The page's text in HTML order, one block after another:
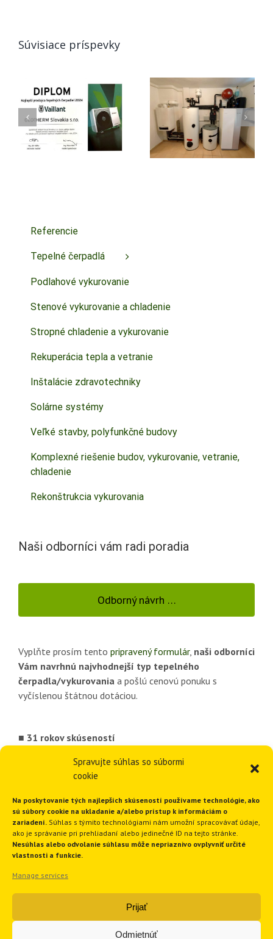
Spravujte súhlas so súbormi
cookie
Na poskytovanie tých najlepších skúseností používame technológie, ako
sú súbory cookie na ukladanie a/alebo prístup k informáciám o
zariadení. Súhlas s týmito technológiami nám umožní spracovávať údaje,
ako je správanie pri prehliadaní alebo jedinečné ID na tejto stránke.
Nesúhlas alebo odvolanie súhlasu môže nepriaznivo ovplyvniť určité
vlastnosti a funkcie.
Manage services
Prijať
Odmietnúť
Súvisiace príspevky
Tepelné
čerpadlo voda-
voda, ukážka
rekonštrukcie
Vykurovanie v
EÚ: Éra
lacného plynu
končí
Referencie
Tepelné čerpadlá
Podlahové vykurovanie
Stenové vykurovanie a chladenie
Stropné chladenie a vykurovanie
Rekuperácia tepla a vetranie
Inštalácie zdravotechniky
Solárne systémy
Veľké stavby, polyfunkčné budovy
Komplexné riešenie budov, vykurovanie, vetranie,
chladenie
Rekonštrukcia vykurovania
Naši odborníci vám radi poradia
Odborný návrh …
Vyplňte prosím tento pripravený formulár, naši odborníci
Vám navrhnú najvhodnejší typ tepelného
čerpadla/vykurovania a pošlú cenovú ponuku s
vyčíslenou štátnou dotáciou.
■ 31 rokov skúseností
■ 1820 inštalácií tepelných čerpadiel
■ Ponúkame komplexné riešenia
■ Funkčné a spoľahlivé riešenia
GEOTHERM Slovakia s.r.o.
+421 33 551 1819